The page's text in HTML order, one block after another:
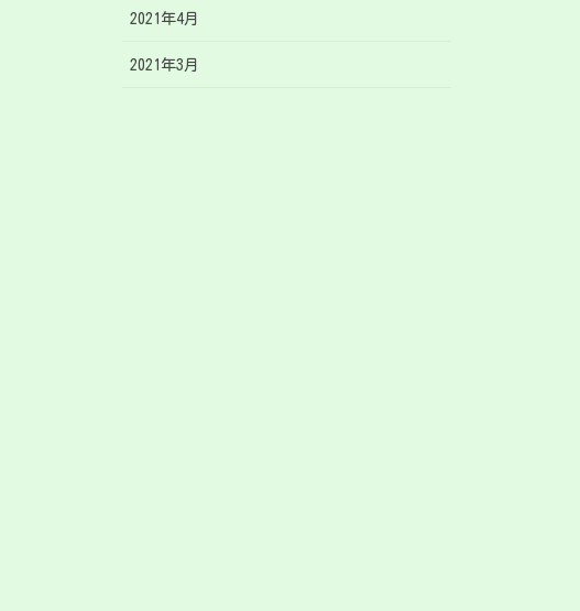
2021年4月
2021年3月